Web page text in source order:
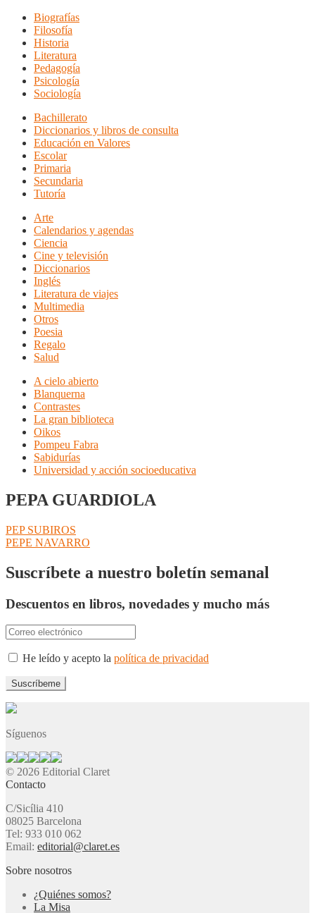
Biografías
Filosofía
Historia
Literatura
Pedagogía
Psicología
Sociología
Bachillerato
Diccionarios y libros de consulta
Educación en Valores
Escolar
Primaria
Secundaria
Tutoría
Arte
Calendarios y agendas
Ciencia
Cine y televisión
Diccionarios
Inglés
Literatura de viajes
Multimedia
Otros
Poesia
Regalo
Salud
A cielo abierto
Blanquerna
Contrastes
La gran biblioteca
Oikos
Pompeu Fabra
Sabidurías
Universidad y acción socioeducativa
PEPA GUARDIOLA
Navegación
de
entradas
Anterior:
PEP SUBIROS
Siguiente:
PEPE NAVARRO
Suscríbete a nuestro boletín semanal
Descuentos en libros, novedades y mucho más
He leído y acepto la política de privacidad
Síguenos
© 2026 Editorial Claret
Contacto
C/Sicília 410
08025 Barcelona
Tel: 933 010 062
Email: editorial@claret.es
Sobre nosotros
¿Quiénes somos?
La Misa